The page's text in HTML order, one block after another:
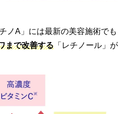
ノA」には最新の美容施術でも
まで改善する 「レチノール」が